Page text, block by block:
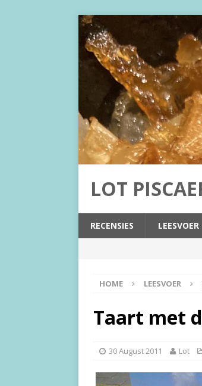
LOT
RECENSIES LEESVOER
HOME LEESVOER
Taart met
30 August 2011 Lot